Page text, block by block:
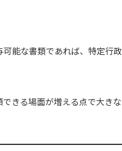
能な書類であれば、特定行
きる場面が増える点で大き